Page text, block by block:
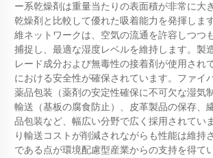
ー系乾燥剤は重量当たりの表面積が非常に大
乾燥剤と比較して優れた吸着能力を発揮しま
維ネットワークは、空気の流通を許容しつつ
捕捉し、最適な湿度レベルを維持します。製
レード成分および無毒性の接着剤が使用され
における安全性が確保されています。ファイ
薬品包装（薬剤の安定性確保に不可欠な湿気
輸送（基板の腐食防止）、皮革製品の保存、
品包装など、幅広い分野で広く採用されてい
り輸送コストが削減されながらも性能は維持
である点が環境配慮型産業からの支持を得て